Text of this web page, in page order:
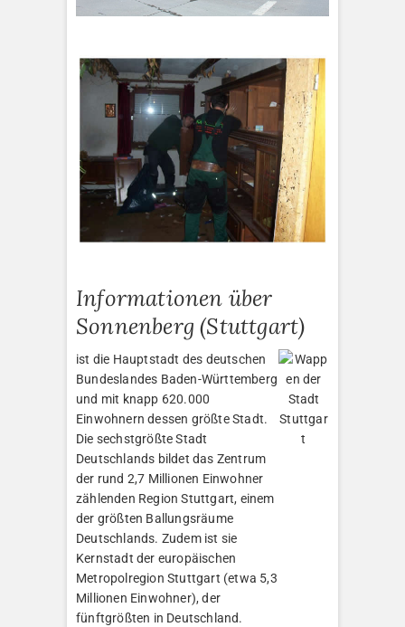
Informationen über
Sonnenberg (Stuttgart)
ist die Hauptstadt des deutschen
Bundeslandes Baden-Württemberg
und mit knapp 620.000
Einwohnern dessen größte Stadt.
Die sechstgrößte Stadt
Deutschlands bildet das Zentrum
der rund 2,7 Millionen Einwohner
zählenden Region Stuttgart, einem
der größten Ballungsräume
Deutschlands. Zudem ist sie
Kernstadt der europäischen
Metropolregion Stuttgart (etwa 5,3
Millionen Einwohner), der
fünftgrößten in Deutschland.